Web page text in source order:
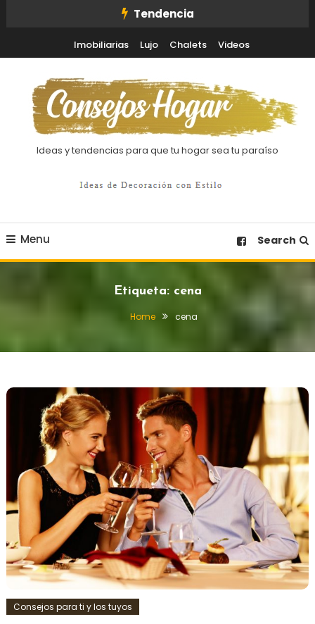
Tendencia
Imobiliarias Lujo Chalets Videos
Ideas y tendencias para que tu hogar sea tu paraíso
Menu Search
Etiqueta: cena
Home cena
Consejos para ti y los tuyos